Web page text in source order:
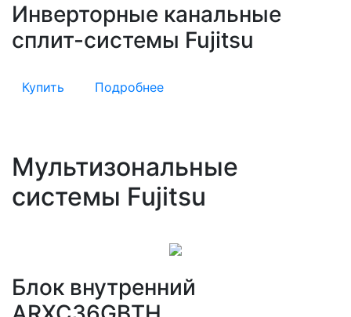
Инверторные канальные
сплит-системы Fujitsu
Купить Подробнее
Мультизональные
системы Fujitsu
Блок внутренний